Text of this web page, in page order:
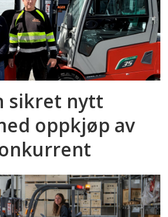
sikret nytt
oppkjøp av